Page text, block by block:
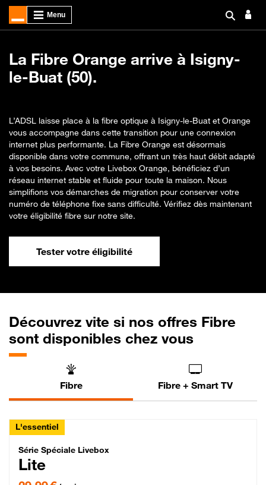
La Fibre Orange arrive à Isigny-
le-Buat (50).
L’ADSL laisse place à la fibre optique à Isigny-le-Buat et Orange
vous accompagne dans cette transition pour une connexion
internet plus performante. La Fibre Orange est désormais
disponible dans votre commune, offrant un très haut débit adapté
à vos besoins. Avec votre Livebox Orange, bénéficiez d’un
réseau internet stable et fluide pour toute la maison. Nous
simplifions vos démarches de migration pour conserver votre
numéro de téléphone fixe sans difficulté. Vérifiez dès maintenant
votre éligibilité fibre sur notre site.
Tester votre éligibilité
Découvrez vite si nos offres Fibre
sont disponibles chez vous
Fibre Fibre + Smart TV
L'essentiel
Série Spéciale Livebox Lite Fibre
Série Spéciale Livebox
Lite